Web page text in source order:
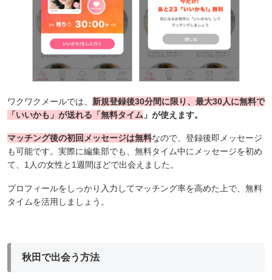
ワクワクメールでは、 新規登録後30分間に限り、最大30人に無料で
「いいかも」が送れる「無料タイム 」が使えます。
マッチング後の初回メッセージは無料なので、登録後即メッセージ
も可能です。実際に編集部でも、無料タイム中にメッセージを初め
て、1人の女性と1週間ほどで出会えました。
プロフィールをしっかり入力してマッチング率を高めた上で、無料
タイムを活用しましょう。
秋田で出会う方法